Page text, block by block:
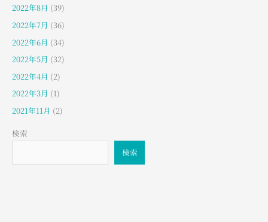
2022年8月 (39)
2022年7月 (36)
2022年6月 (34)
2022年5月 (32)
2022年4月 (2)
2022年3月 (1)
2021年11月 (2)
検索
検索